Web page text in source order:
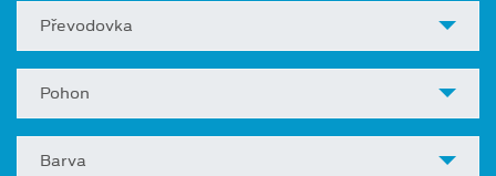
Převodovka
Pohon
Barva